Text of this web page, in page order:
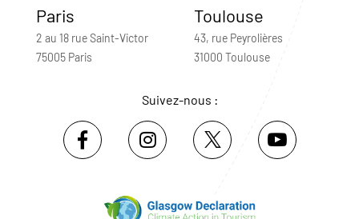
Paris
2 au 18 rue Saint-Victor
75005 Paris
Toulouse
43, rue Peyrolières
31000 Toulouse
Suivez-nous :